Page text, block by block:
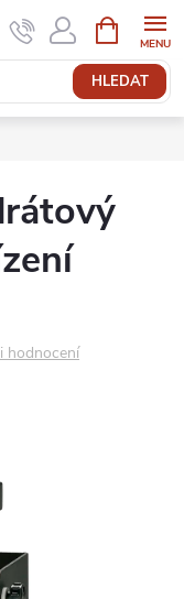
HLEDAT
NÁKUPNÍ
KOŠÍK
hodnocení